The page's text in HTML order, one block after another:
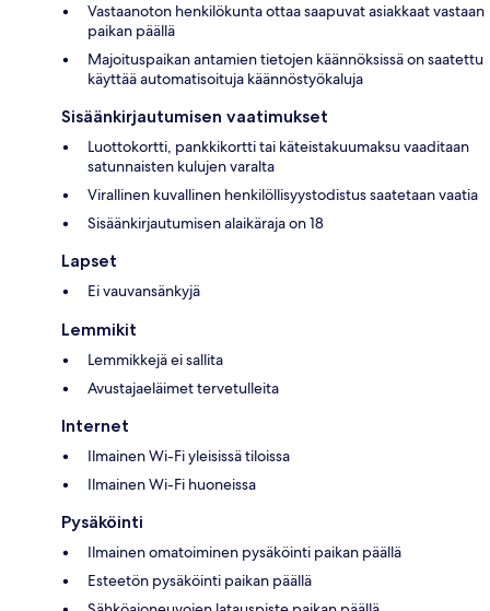
Vastaanoton henkilökunta ottaa saapuvat asiakkaat vastaan
paikan päällä
Majoituspaikan antamien tietojen käännöksissä on saatettu
käyttää automatisoituja käännöstyökaluja
Sisäänkirjautumisen vaatimukset
Luottokortti, pankkikortti tai käteistakuumaksu vaaditaan
satunnaisten kulujen varalta
Virallinen kuvallinen henkilöllisyystodistus saatetaan vaatia
Sisäänkirjautumisen alaikäraja on 18
Lapset
Ei vauvansänkyjä
Lemmikit
Lemmikkejä ei sallita
Avustajaeläimet tervetulleita
Internet
Ilmainen Wi-Fi yleisissä tiloissa
Ilmainen Wi-Fi huoneissa
Pysäköinti
Ilmainen omatoiminen pysäköinti paikan päällä
Esteetön pysäköinti paikan päällä